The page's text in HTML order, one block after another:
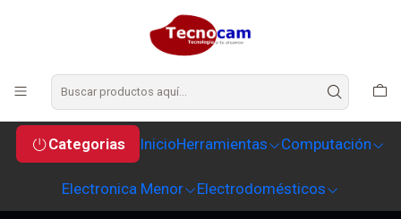
Categorias InicioHerramientas Computación
Electronica Menor Electrodomésticos